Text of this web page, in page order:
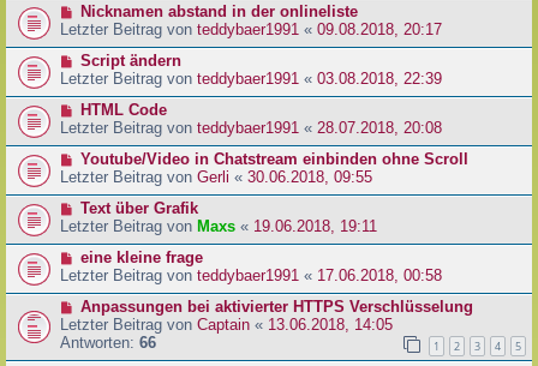
Nicknamen abstand in der onlineliste
Letzter Beitrag von teddybaer1991 « 09.08.2018, 20:17
Script ändern
Letzter Beitrag von teddybaer1991 « 03.08.2018, 22:39
HTML Code
Letzter Beitrag von teddybaer1991 « 28.07.2018, 20:08
Youtube/Video in Chatstream einbinden ohne Scroll
Letzter Beitrag von Gerli « 30.06.2018, 09:55
Text über Grafik
Letzter Beitrag von Maxs « 19.06.2018, 19:11
eine kleine frage
Letzter Beitrag von teddybaer1991 « 17.06.2018, 00:58
Anpassungen bei aktivierter HTTPS Verschlüsselung
Letzter Beitrag von Captain « 13.06.2018, 14:05
Antworten: 66 1 2 3 4 5